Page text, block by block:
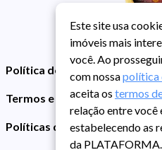
Política de Privacidade
Termos e Condições de Uso
Políticas de Cookies
Este site usa
imóveis mais
você. Ao
com nossapolítica
aceita os termos
relação entre você
estabelecendo as
da PLATAFORMA.